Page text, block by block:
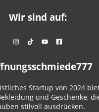
Wir sind auf:
Startup von 2024
und Geschenke,
stilvoll ausdrücken.